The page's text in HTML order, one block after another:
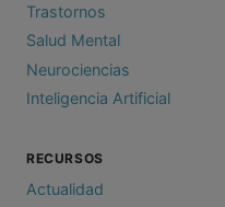
Trastornos
Salud Mental
Neurociencias
Inteligencia Artificial
RECURSOS
Actualidad